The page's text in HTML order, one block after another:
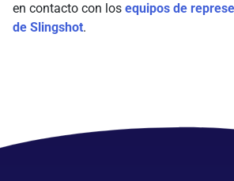
en contacto con los equipos de
de Slingshot.